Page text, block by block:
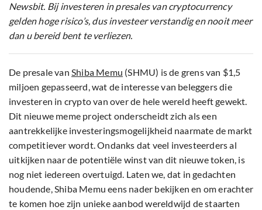
Newsbit. Bij investeren in presales van cryptocurrency
gelden hoge risico’s, dus investeer verstandig en nooit meer
dan u bereid bent te verliezen.
De presale van Shiba Memu (SHMU) is de grens van $1,5
miljoen gepasseerd, wat de interesse van beleggers die
investeren in crypto van over de hele wereld heeft gewekt.
Dit nieuwe meme project onderscheidt zich als een
aantrekkelijke investeringsmogelijkheid naarmate de markt
competitiever wordt. Ondanks dat veel investeerders al
uitkijken naar de potentiële winst van dit nieuwe token, is
nog niet iedereen overtuigd. Laten we, dat in gedachten
houdende, Shiba Memu eens nader bekijken en om erachter
te komen hoe zijn unieke aanbod wereldwijd de staarten